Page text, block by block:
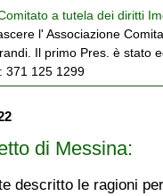
a tutela dei diritti
l' Associazione
Il primo Pres. è stato
371 125 1299
di Messina:
descritto le ragioni